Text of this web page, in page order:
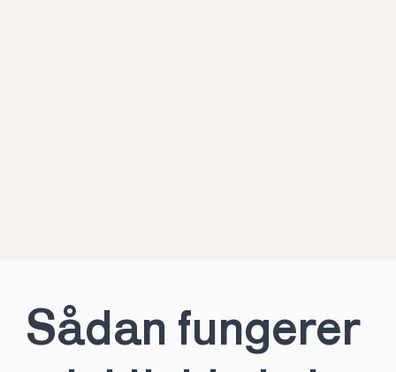
Sådan fungerer